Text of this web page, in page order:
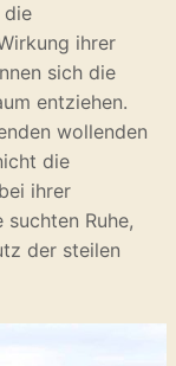
die
ihrer
sich die
entziehen.
wollenden
die
ihrer
Ruhe,
der steilen